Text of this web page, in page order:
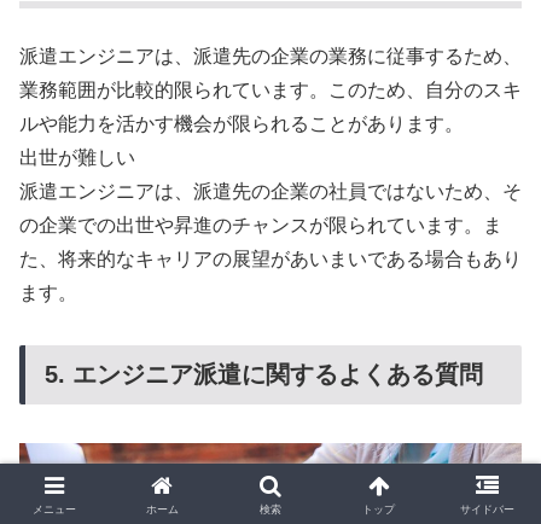
派遣エンジニアは、派遣先の企業の業務に従事するため、
業務範囲が比較的限られています。このため、自分のスキ
ルや能力を活かす機会が限られることがあります。
出世が難しい
派遣エンジニアは、派遣先の企業の社員ではないため、そ
の企業での出世や昇進のチャンスが限られています。ま
た、将来的なキャリアの展望があいまいである場合もあり
ます。
5. エンジニア派遣に関するよくある質問
メニュー ホーム 検索 トップ サイドバー